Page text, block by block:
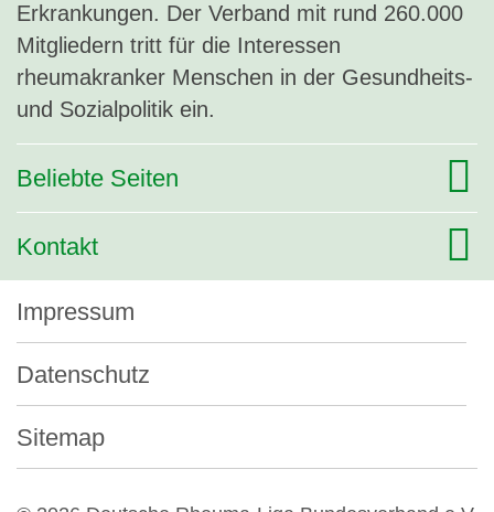
Erkrankungen. Der Verband mit rund 260.000
Mitgliedern tritt für die Interessen
rheumakranker Menschen in der Gesundheits-
und Sozialpolitik ein.
Beliebte Seiten
Kontakt
Impressum
Datenschutz
Sitemap